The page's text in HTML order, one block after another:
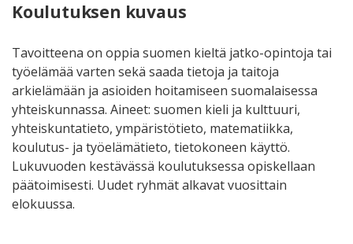
Koulutuksen kuvaus
Tavoitteena on oppia suomen kieltä jatko-opintoja tai
työelämää varten sekä saada tietoja ja taitoja
arkielämään ja asioiden hoitamiseen suomalaisessa
yhteiskunnassa. Aineet: suomen kieli ja kulttuuri,
yhteiskuntatieto, ympäristötieto, matematiikka,
koulutus- ja työelämätieto, tietokoneen käyttö.
Lukuvuoden kestävässä koulutuksessa opiskellaan
päätoimisesti. Uudet ryhmät alkavat vuosittain
elokuussa.